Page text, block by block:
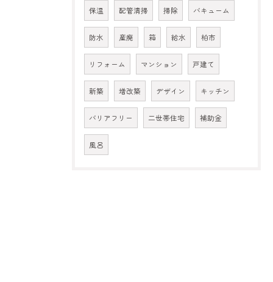
保温 配管清掃 掃除 バキューム
防水 産廃 箱 給水 柏市
リフォーム マンション 戸建て
新築 増改築 デザイン キッチン
バリアフリー 二世帯住宅 補助金
風呂